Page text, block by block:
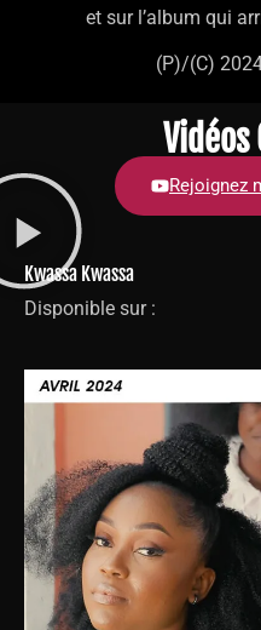
et sur l’album qui
(P)/(C)
Rejoignez
Kwassa Kwassa
Disponible sur :